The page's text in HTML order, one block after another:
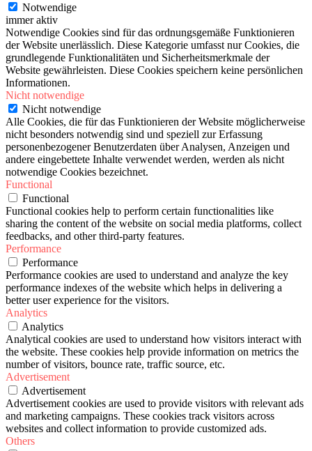
Notwendige
immer aktiv
Notwendige Cookies sind für das ordnungsgemäße Funktionieren
der Website unerlässlich. Diese Kategorie umfasst nur Cookies, die
grundlegende Funktionalitäten und Sicherheitsmerkmale der
Website gewährleisten. Diese Cookies speichern keine persönlichen
Informationen.
Nicht notwendige
Nicht notwendige
Alle Cookies, die für das Funktionieren der Website möglicherweise
nicht besonders notwendig sind und speziell zur Erfassung
personenbezogener Benutzerdaten über Analysen, Anzeigen und
andere eingebettete Inhalte verwendet werden, werden als nicht
notwendige Cookies bezeichnet.
Functional
Functional
Functional cookies help to perform certain functionalities like
sharing the content of the website on social media platforms, collect
feedbacks, and other third-party features.
Performance
Performance
Performance cookies are used to understand and analyze the key
performance indexes of the website which helps in delivering a
better user experience for the visitors.
Analytics
Analytics
Analytical cookies are used to understand how visitors interact with
the website. These cookies help provide information on metrics the
number of visitors, bounce rate, traffic source, etc.
Advertisement
Advertisement
Advertisement cookies are used to provide visitors with relevant ads
and marketing campaigns. These cookies track visitors across
websites and collect information to provide customized ads.
Others